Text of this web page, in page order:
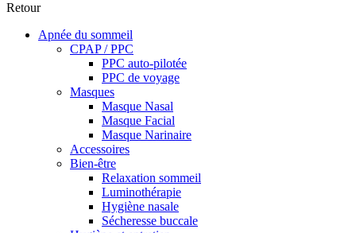
Retour
Apnée du sommeil
CPAP / PPC
PPC auto-pilotée
PPC de voyage
Masques
Masque Nasal
Masque Facial
Masque Narinaire
Accessoires
Bien-être
Relaxation sommeil
Luminothérapie
Hygiène nasale
Sécheresse buccale